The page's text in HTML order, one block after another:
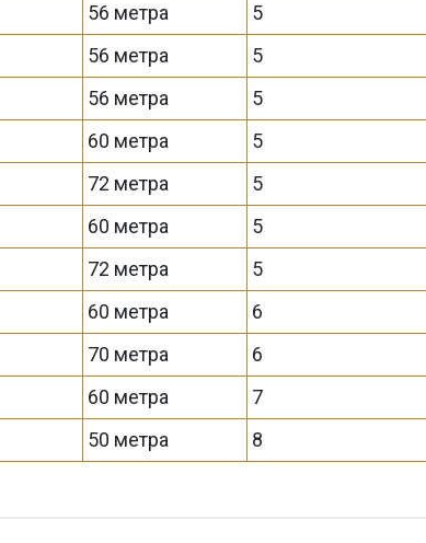
56 метра 5
56 метра 5
56 метра 5
60 метра 5
72 метра 5
60 метра 5
72 метра 5
60 метра 6
70 метра 6
60 метра 7
50 метра 8